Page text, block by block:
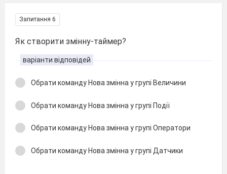
Запитання 6
Як створити змінну-таймер?
варіанти відповідей
Обрати команду Нова змінна у групі Величини
Обрати команду Нова змінна у групі Події
Обрати команду Нова змінна у групі Оператори
Обрати команду Нова змінна у групі Датчики